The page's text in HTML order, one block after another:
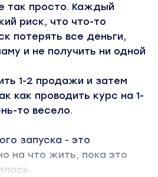
так просто. Каждый
риск, что что-то
потерять все деньги,
и не получить ни одной
1-2 продажи и затем
как проводить курс на 1-
то весело.
запуска - это
на что жить, пока это